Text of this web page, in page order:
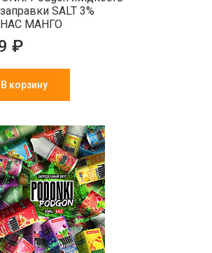
SALT 3%
МАНГО
₽
В корзину